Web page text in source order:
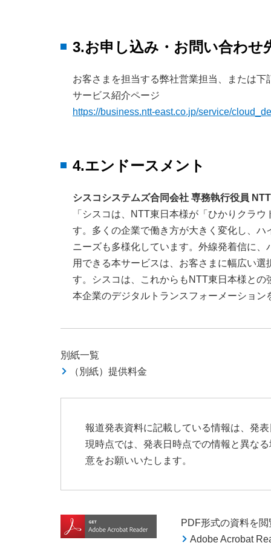
3.お申し込み・お問い合わせ
お客さまを担当する弊社営業担当、または
サービス紹介ページ
https://business.ntt-east.co.jp/service/
4.エンドースメント
シスコシステムズ合同会社 専務執行役員
「シスコは、NTT東日本様が「ひかりクラ
す。多くの企業で働き方が大きく変化し、
ニーズも多様化しています。外線発着信に
用できる本サービスは、お客さまに幅広い
す。シスコは、これからもNTT東日本様と
本企業のデジタルトランスフォーメーション
別紙一覧
（別紙）提供料金
報道発表資料に記載している情報は、発
現時点では、発表日時点での情報と異な
意をお願いいたします。
PDF形式の資料を
Adobe Acrobat